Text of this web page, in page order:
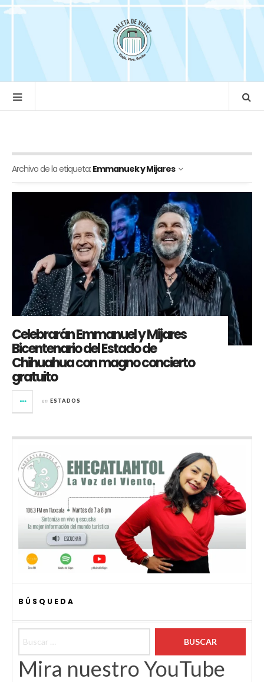
Archivo de la etiqueta: Emmanuek y Mijares
Celebrarán Emmanuel y Mijares
Bicentenario del Estado de
Chihuahua con magno concierto
gratuito
en ESTADOS
BÚSQUEDA
Mira nuestro YouTube